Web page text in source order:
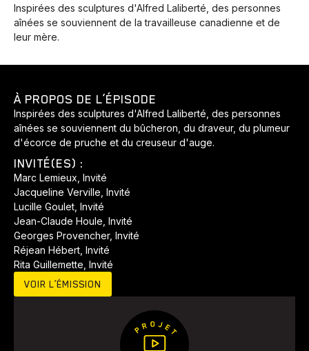
Animaux Avenir Bingo Communauté
Développement
Voyage Yoga
Inspirées des sculptures d'Alfred Laliberté, des personnes
aînées se souviennent de la travailleuse canadienne et de
leur mère.
À PROPOS DE L’ÉPISODE
Inspirées des sculptures d'Alfred Laliberté, des personnes
aînées se souviennent du bûcheron, du draveur, du plumeur
d'écorce de pruche et du creuseur d'auge.
INVITÉ(ES) :
Marc Lemieux, Invité
Jacqueline Verville, Invité
Lucille Goulet, Invité
Jean-Claude Houle, Invité
Georges Provencher, Invité
Réjean Hébert, Invité
Rita Guillemette, Invité
VOIR L’ÉMISSION